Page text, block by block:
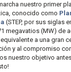
nuestro primer
conocido como
(STEP, por sus siglas
megavatios (MW) de
a una gran
y al compromiso
nuestro objetivo